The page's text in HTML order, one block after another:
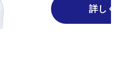
詳しく